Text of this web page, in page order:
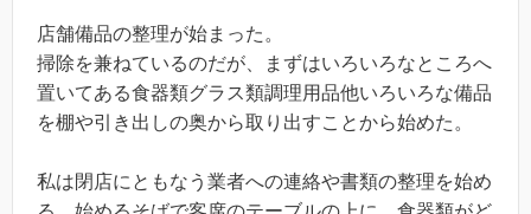
店舗備品の整理が始まった。
掃除を兼ねているのだが、まずはいろいろなところへ
置いてある食器類グラス類調理用品他いろいろな備品
を棚や引き出しの奥から取り出すことから始めた。
私は閉店にともなう業者への連絡や書類の整理を始め